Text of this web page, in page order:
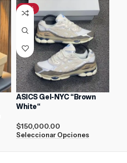
-31%
ASICS Gel-NYC “Brown
White“
$150,000.00
Seleccionar Opciones